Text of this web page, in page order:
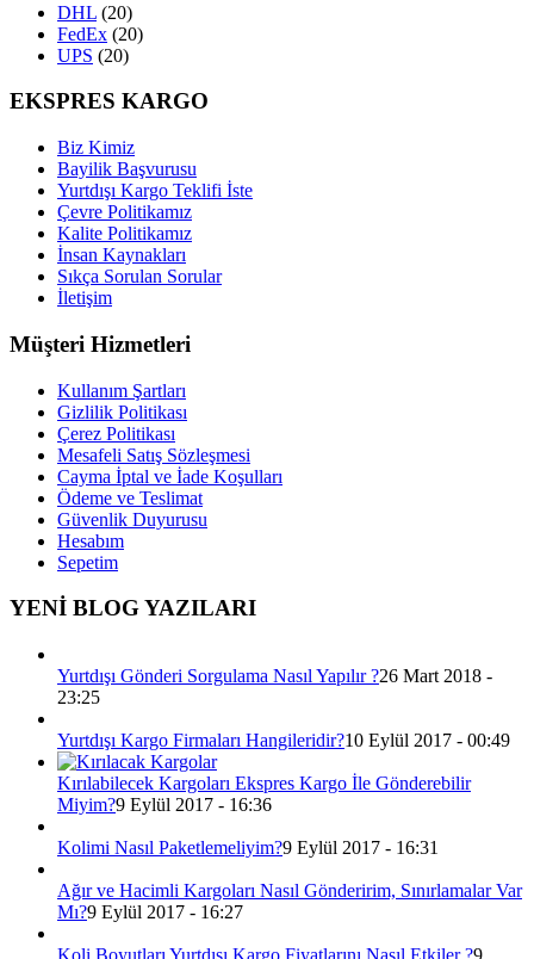
DHL (20)
FedEx (20)
UPS (20)
EKSPRES KARGO
Biz Kimiz
Bayilik Başvurusu
Yurtdışı Kargo Teklifi İste
Çevre Politikamız
Kalite Politikamız
İnsan Kaynakları
Sıkça Sorulan Sorular
İletişim
Müşteri Hizmetleri
Kullanım Şartları
Gizlilik Politikası
Çerez Politikası
Mesafeli Satış Sözleşmesi
Cayma İptal ve İade Koşulları
Ödeme ve Teslimat
Güvenlik Duyurusu
Hesabım
Sepetim
YENİ BLOG YAZILARI
Yurtdışı Gönderi Sorgulama Nasıl Yapılır ?26 Mart 2018 -
23:25
Yurtdışı Kargo Firmaları Hangileridir?10 Eylül 2017 - 00:49
Kırılabilecek Kargoları Ekspres Kargo İle Gönderebilir
Miyim?9 Eylül 2017 - 16:36
Kolimi Nasıl Paketlemeliyim?9 Eylül 2017 - 16:31
Ağır ve Hacimli Kargoları Nasıl Gönderirim, Sınırlamalar Var
Mı?9 Eylül 2017 - 16:27
Koli Boyutları Yurtdışı Kargo Fiyatlarını Nasıl Etkiler ?9